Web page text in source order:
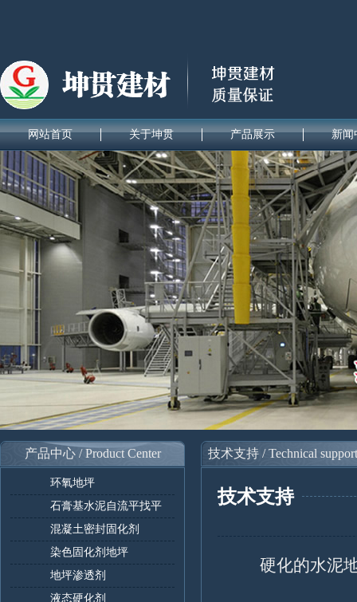
网站首页 关于坤贯 产品展示 新闻
产品中心 / Product Center
环氧地坪
石膏基水泥自流平找平
混凝土密封固化剂
染色固化剂地坪
地坪渗透剂
液态硬化剂
技术支持 / Technical support
技术支持
硬化的水泥